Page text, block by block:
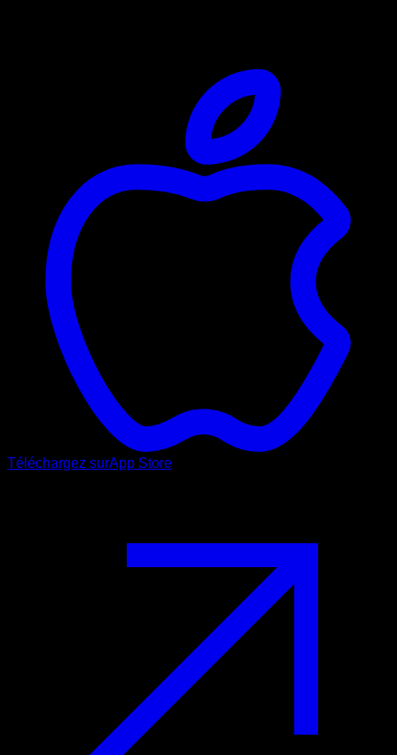
Téléchargez surApp Store